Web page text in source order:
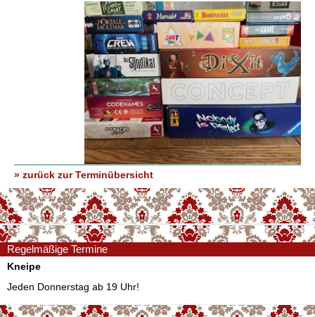
» zurück zur Terminübersicht
Regelmäßige Termine
Kneipe
Jeden Donnerstag ab 19 Uhr!